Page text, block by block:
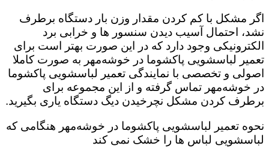
اگر مشکل با کم کردن مقدار وزن بار دستگاه برطرف
نشد، احتمال آسیب دیدن سنسور ها و خرابی برد
الکترونیکی وجود دارد که در این صورت بهتر است برای
تعمیر لباسشویی پاکشوما در خوشه‌مهر به صورت کاملا
اصولی و تخصصی با نمایندگی تعمیر لباسشویی پاکشوما
در خوشه‌مهر تماس گرفته و از این مجموعه برای
برطرف کردن مشکل نچرخیدن دیگ دستگاه یاری بگیرید.
نحوه تعمیر لباسشویی پاکشوما در خوشه‌مهر هنگامی که
لباسشویی لباس ها را خشک نمی کند